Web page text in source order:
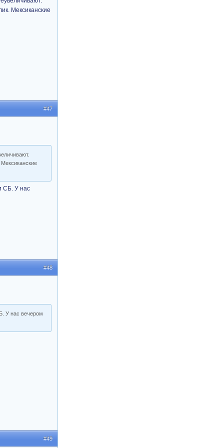
Мексиканские
#47
СБ. У нас
#48
У нас вечером
#49